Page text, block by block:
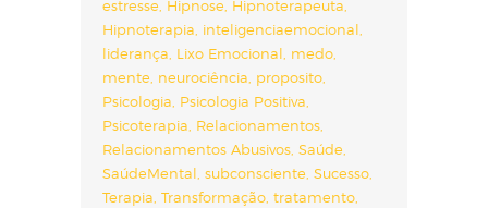
estresse Hipnose Hipnoterapeuta
Hipnoterapia inteligenciaemocional
liderança Lixo Emocional medo
mente neurociência proposito
Psicologia Psicologia Positiva
Psicoterapia Relacionamentos
Relacionamentos Abusivos Saúde
SaúdeMental subconsciente Sucesso
Terapia Transformação tratamento